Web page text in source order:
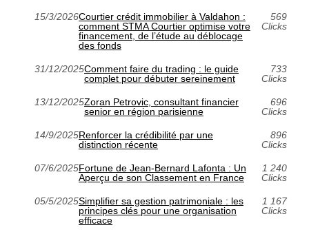
15/3/2026Courtier crédit immobilier à Valdahon :
comment STMA Courtier optimise votre
financement, de l’étude au déblocage
des fonds
569
Clicks
31/12/2025Comment faire du trading : le guide
complet pour débuter sereinement
733
Clicks
13/12/2025Zoran Petrovic, consultant financier
senior en région parisienne
696
Clicks
14/9/2025Renforcer la crédibilité par une
distinction récente
896
Clicks
07/6/2025Fortune de Jean-Bernard Lafonta : Un
Aperçu de son Classement en France
1 240
Clicks
05/5/2025Simplifier sa gestion patrimoniale : les
principes clés pour une organisation
efficace
1 167
Clicks